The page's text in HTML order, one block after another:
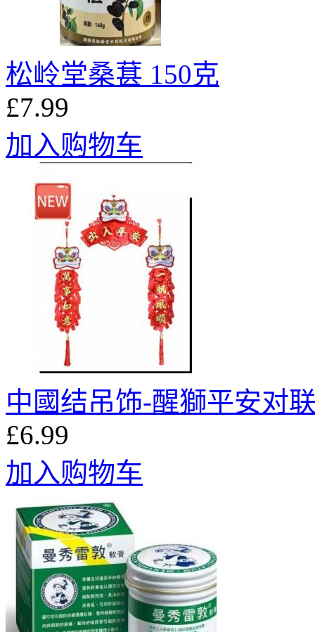
松岭堂桑葚 150克
£7.99
加入购物车
中國结吊饰-醒獅平安对
£6.99
加入购物车